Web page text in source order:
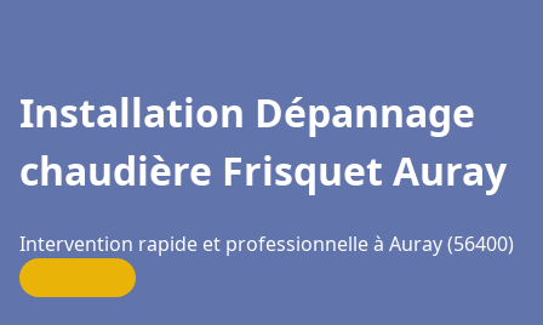
Installation Dépannage
chaudière Frisquet Auray
Intervention rapide et professionnelle à Auray (56400)